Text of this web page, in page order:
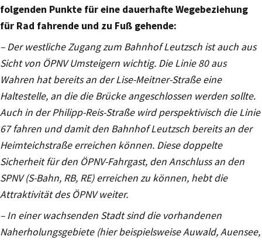
folgenden Punkte für eine dauerhafte Wegebeziehung
für Rad fahrende und zu Fuß gehende:
– Der westliche Zugang zum Bahnhof Leutzsch ist auch aus
Sicht von ÖPNV Umsteigern wichtig. Die Linie 80 aus
Wahren hat bereits an der Lise-Meitner-Straße eine
Haltestelle, an die die Brücke angeschlossen werden sollte.
Auch in der Philipp-Reis-Straße wird perspektivisch die Linie
67 fahren und damit den Bahnhof Leutzsch bereits an der
Heimteichstraße erreichen können. Diese doppelte
Sicherheit für den ÖPNV-Fahrgast, den Anschluss an den
SPNV (S-Bahn, RB, RE) erreichen zu können, hebt die
Attraktivität des ÖPNV weiter.
– In einer wachsenden Stadt sind die vorhandenen
Naherholungsgebiete (hier beispielsweise Auwald, Auensee,